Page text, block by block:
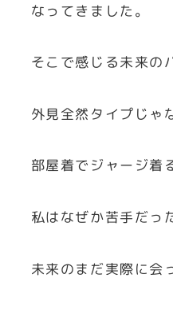
なってきました。
そこで感じる未来の
外見全然タイプじゃ
部屋着でジャージ着
私はなぜか苦手だっ
未来のまだ実際に会